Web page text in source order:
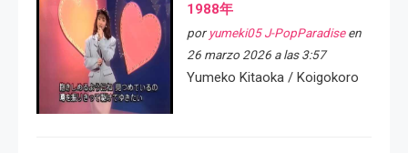
1988年
por yumeki05 J-PopParadiseen
26 marzo 2026 a las 3:57
Yumeko Kitaoka / Koigokoro